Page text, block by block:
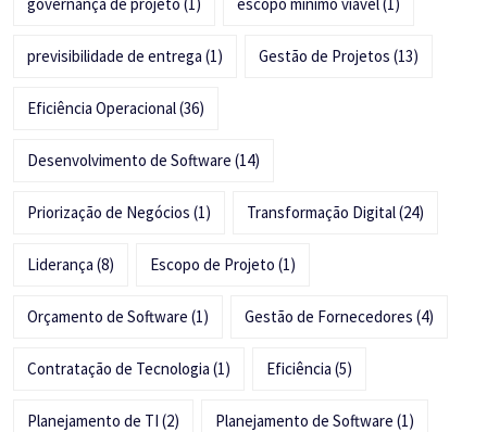
previsibilidade de entrega (1) Gestão de Projetos (13)
Eficiência Operacional(36)
Desenvolvimento de Software (14)
Priorização de Negócios (1) Transformação Digital(24)
Liderança (8) Escopo de Projeto (1)
Orçamento de Software (1) Gestão de Fornecedores (4)
Contratação de Tecnologia (1) Eficiência (5)
Planejamento de TI (2) Planejamento de Software (1)